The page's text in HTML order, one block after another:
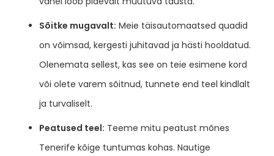
Sõitke mugavalt: Meie täisautomaatsed quadid
on võimsad, kergesti juhitavad ja hästi hooldatud.
Olenemata sellest, kas see on teie esimene kord
või olete varem sõitnud, tunnete end teel kindlalt
ja turvaliselt.
Peatused teel: Teeme mitu peatust mõnes
Tenerife kõige tuntumas kohas. Nautige